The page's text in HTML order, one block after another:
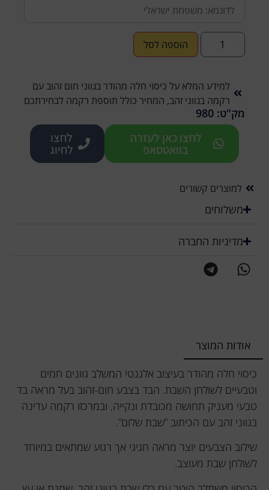
הוספה לסל
למידע המלא על כיסוי חלה מהודר בגווני חום זהוב עם
רקמה בגווני זהב, המחיר כולל תוספת רקמה לבחירתכם
מק"ט: 980
לחצו כאן לעזרה
בוואטסאפ
לחצו
לחיוג
למוצרים קשורים
משלוחים
מדיניות החברה
אודות המוצר
כיסוי חלה מהודר בעיצוב אלגנטי המשלב גוונים חמים
וטבעיים לשולחן השבת. הבד בצבע חום-זהוב בעל מראה בד
טבעי מעניק תחושה מכובדת ונקייה, ובמרכזו רקמה עדינה
בגווני זהב עם הכיתוב “שבת שלום”.
שילוב הצבעים יוצר מראה חגיגי אך רגוע שמתאים במיוחד
לשולחן שבת מעוצב.